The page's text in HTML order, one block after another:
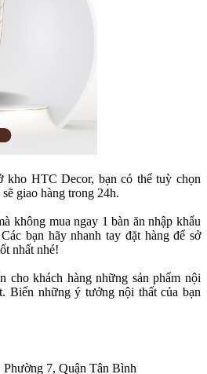
kho HTC Decor, bạn có thể tuỳ chọn
giao hàng trong 24h.
không mua ngay 1 bàn ăn nhập khẩu
bạn hãy nhanh tay đặt hàng để sở
nhất nhé!
khách hàng những sản phẩm nội
Biến những ý tưởng nội thất của bạn
7, Quận Tân Bình